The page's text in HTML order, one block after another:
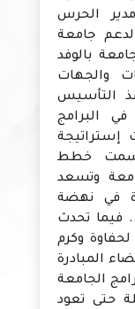
الحرس
لدعم جامعة
بالوفد
والجهات
التأسيس
البرامج
إستراتيجة
خطط
وتسعد
في نهضة
فيما تحدث
وكرم
المبادرة
الجامعة
حتى تعود